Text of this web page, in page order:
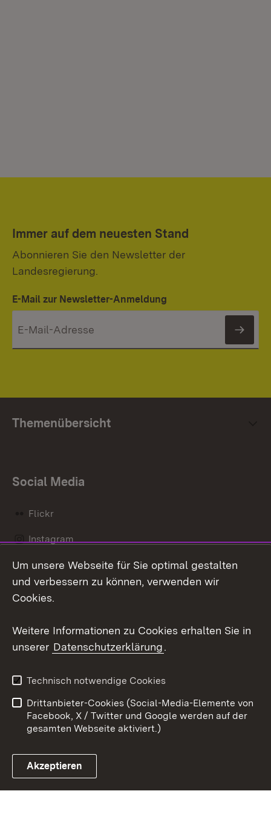
Immer auf dem neuesten Stand
Abonnieren Sie den Newsletter der
Landesregierung.
E-Mail zur Newsletter-Anmeldung
Themenübersicht
Social Media
Flickr
Instagram
Social Wall
Link zum Landesportal
Barrierefreiheit
Benutzungshinweise
Impressum
Cookies
Um unsere Webseite für Sie optimal gestalten
und verbessern zu können, verwenden wir
Cookies.
Weitere Informationen zu Cookies erhalten Sie in
unserer Datenschutzerklärung.
Technisch notwendige Cookies
Drittanbieter-Cookies (Social-Media-Elemente von
Facebook, X / Twitter und Google werden auf der
gesamten Webseite aktiviert.)
Akzeptieren